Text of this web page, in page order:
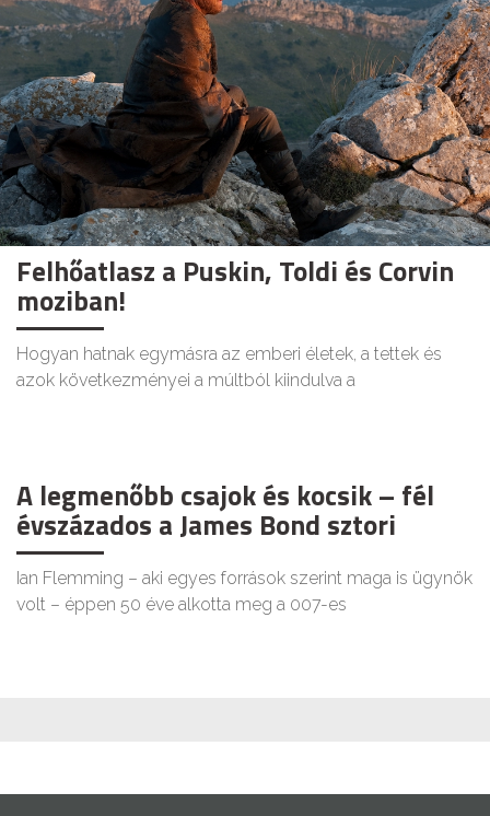
Felhőatlasz a Puskin, Toldi és Corvin
moziban!
Hogyan hatnak egymásra az emberi életek, a tettek és
azok következményei a múltból kiindulva a
A legmenőbb csajok és kocsik – fél
évszázados a James Bond sztori
Ian Flemming – aki egyes források szerint maga is ügynök
volt – éppen 50 éve alkotta meg a 007-es